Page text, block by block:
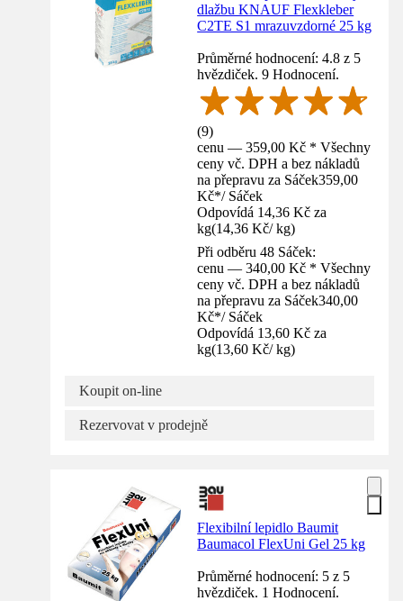
dlažbu KNAUF Flexkleber
C2TE S1 mrazuvzdorné 25 kg
Průměrné hodnocení: 4.8 z 5
hvězdiček. 9 Hodnocení.
(9)
cenu — 359,00 Kč * Všechny
ceny vč. DPH a bez nákladů
na přepravu za Sáček359,00
Kč*/ Sáček
Odpovídá 14,36 Kč za
kg(14,36 Kč/ kg)
Při odběru 48 Sáček:
cenu — 340,00 Kč * Všechny
ceny vč. DPH a bez nákladů
na přepravu za Sáček340,00
Kč*/ Sáček
Odpovídá 13,60 Kč za
kg(13,60 Kč/ kg)
Koupit on-line
Rezervovat v prodejně
Flexibilní lepidlo Baumit
Baumacol FlexUni Gel 25 kg
Průměrné hodnocení: 5 z 5
hvězdiček. 1 Hodnocení.